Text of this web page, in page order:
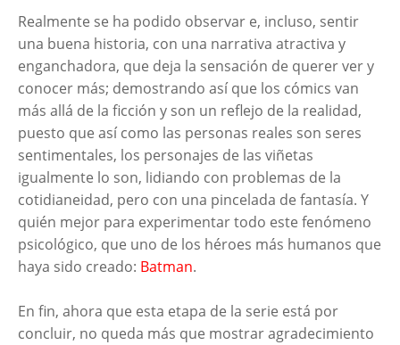
Realmente se ha podido observar e, incluso, sentir
una buena historia, con una narrativa atractiva y
enganchadora, que deja la sensación de querer ver y
conocer más; demostrando así que los cómics van
más allá de la ficción y son un reflejo de la realidad,
puesto que así como las personas reales son seres
sentimentales, los personajes de las viñetas
igualmente lo son, lidiando con problemas de la
cotidianeidad, pero con una pincelada de fantasía. Y
quién mejor para experimentar todo este fenómeno
psicológico, que uno de los héroes más humanos que
haya sido creado: Batman.
En fin, ahora que esta etapa de la serie está por
concluir, no queda más que mostrar agradecimiento